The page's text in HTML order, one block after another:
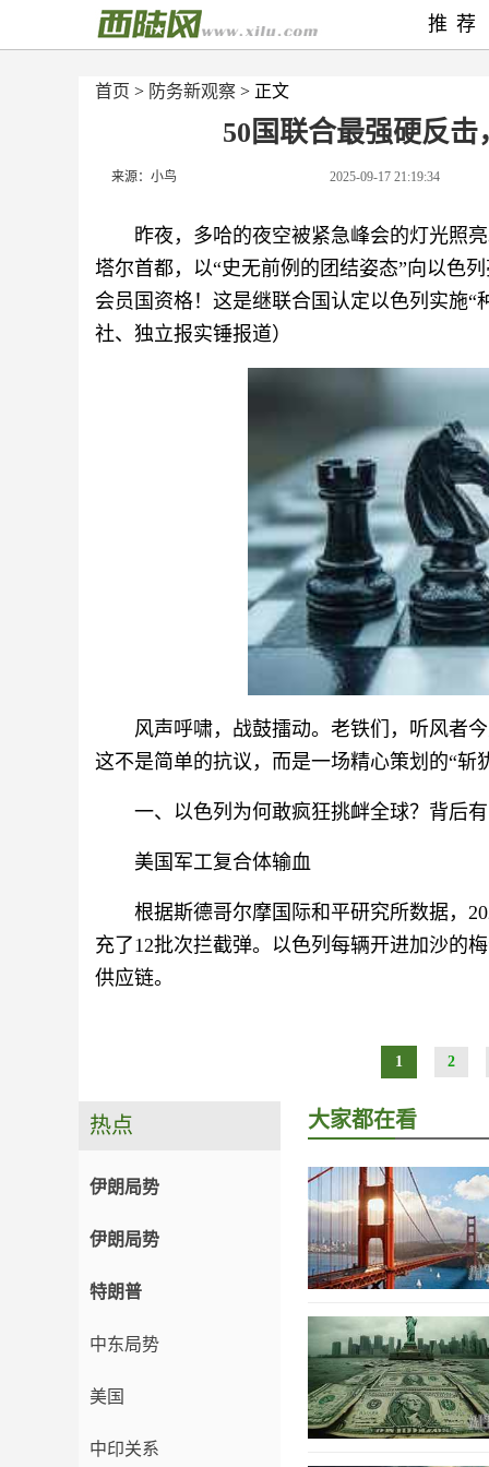
首页 > 防务新观察 > 正文
50国联合最强硬反
来源：小鸟 2025-09-17 21:19:34
昨夜，多哈的夜空被紧急峰会的灯光照
塔尔首都，以“史无前例的团结姿态”向以
会员国资格！这是继联合国认定以色列实施
社、独立报实锤报道）
风声呼啸，战鼓擂动。老铁们，听风者
这不是简单的抗议，而是一场精心策划的“斩
一、以色列为何敢疯狂挑衅全球？背后
美国军工复合体输血
根据斯德哥尔摩国际和平研究所数据，
充了12批次拦截弹。以色列每辆开进加沙的
供应链。
1 2
推荐
热点
伊朗局势
伊朗局势
特朗普
中东局势
美国
中印关系
大家都在看